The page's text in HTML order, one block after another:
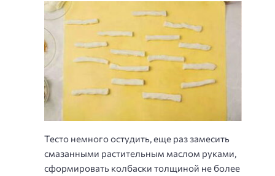
Тесто немного остудить, еще раз замесить
смазанными растительным маслом руками,
сформировать колбаски толщиной не более